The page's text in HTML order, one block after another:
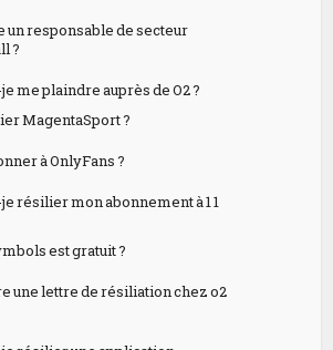
un responsable de secteur
?
me plaindre auprès de O2 ?
MagentaSport ?
à OnlyFans ?
résilier mon abonnement à 1 1
est gratuit ?
une lettre de résiliation chez o2